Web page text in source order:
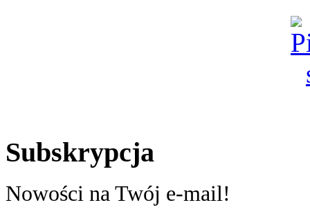
Subskrypcja
Nowości na Twój e-mail!